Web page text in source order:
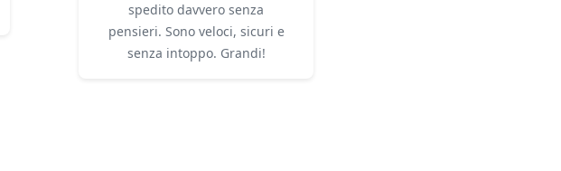
spedito davvero senza
pensieri. Sono veloci, sicuri e
senza intoppo. Grandi!